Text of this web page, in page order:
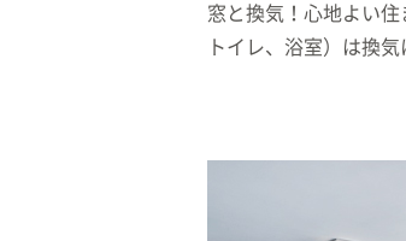
窓と換気！心地よい
トイレ、浴室）は換